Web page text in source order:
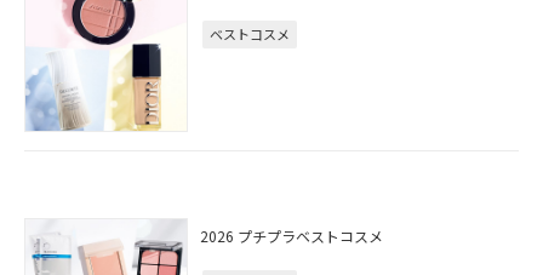
ベストコスメ
2026 プチプラベストコスメ